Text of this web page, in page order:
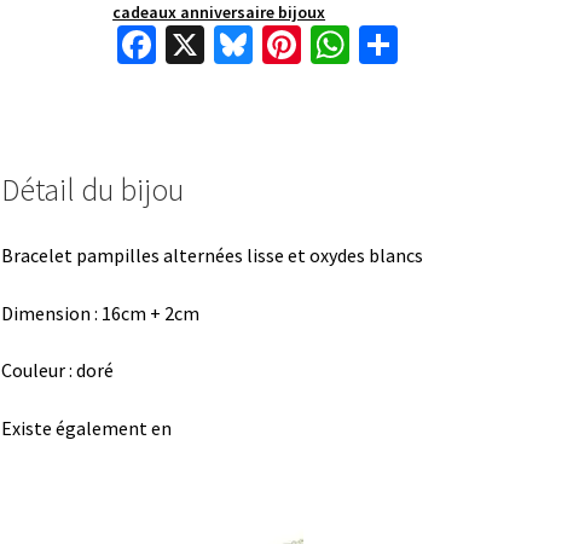
cadeaux anniversaire bijoux
Fa
o
k
X
Bl Pi W
p
Détail du bijou
Bracelet pampilles alternées lisse et oxydes blancs
Dimension : 16cm + 2cm
Couleur : doré
Existe également en